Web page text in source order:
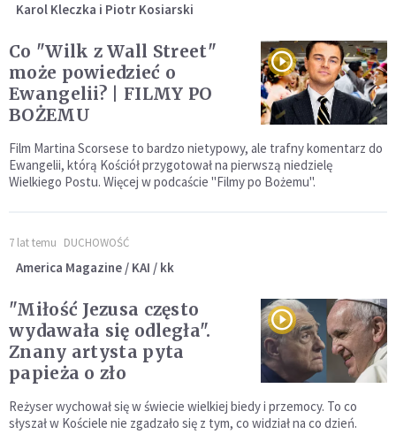
Karol Kleczka i Piotr Kosiarski
Co "Wilk z Wall Street"
może powiedzieć o
Ewangelii? | FILMY PO
BOŻEMU
Film Martina Scorsese to bardzo nietypowy, ale trafny komentarz do
Ewangelii, którą Kościół przygotował na pierwszą niedzielę
Wielkiego Postu. Więcej w podcaście "Filmy po Bożemu".
7 lat temu DUCHOWOŚĆ
America Magazine / KAI / kk
"Miłość Jezusa często
wydawała się odległa".
Znany artysta pyta
papieża o zło
Reżyser wychował się w świecie wielkiej biedy i przemocy. To co
słyszał w Kościele nie zgadzało się z tym, co widział na co dzień.